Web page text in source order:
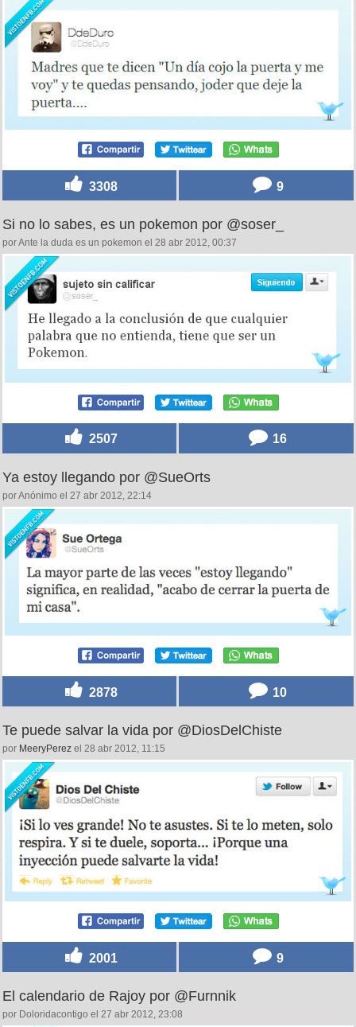
3308 9
Si no lo sabes, es un pokemon por @soser_
por Ante la duda es un pokemon el 28 abr 2012, 00:37
2507 16
Ya estoy llegando por @SueOrts
por Anónimo el 27 abr 2012, 22:14
2878 10
Te puede salvar la vida por @DiosDelChiste
por MeeryPerez el 28 abr 2012, 11:15
2001 9
El calendario de Rajoy por @Furnnik
por Doloridacontigo el 27 abr 2012, 23:08